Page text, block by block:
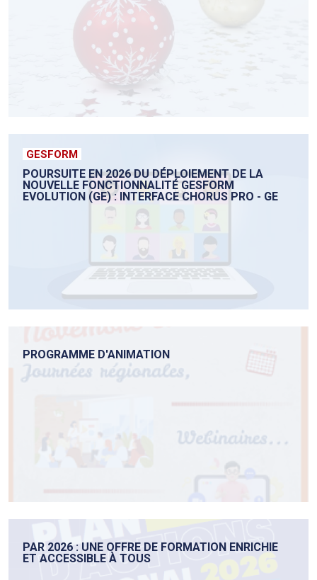
GESFORM
POURSUITE EN 2026 DU DÉPLOIEMENT DE LA
NOUVELLE FONCTIONNALITÉ GESFORM
EVOLUTION (GE) : INTERFACE CHORUS PRO - GE
PROGRAMME D'ANIMATION
PAR 2026 : UNE OFFRE DE FORMATION ENRICHIE
ET ACCESSIBLE À TOUS